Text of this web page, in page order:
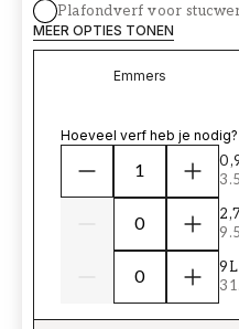
Plafondverf voor
MEER OPTIES TONEN
Emmers
Hoeveel verf heb je nodig?
9L